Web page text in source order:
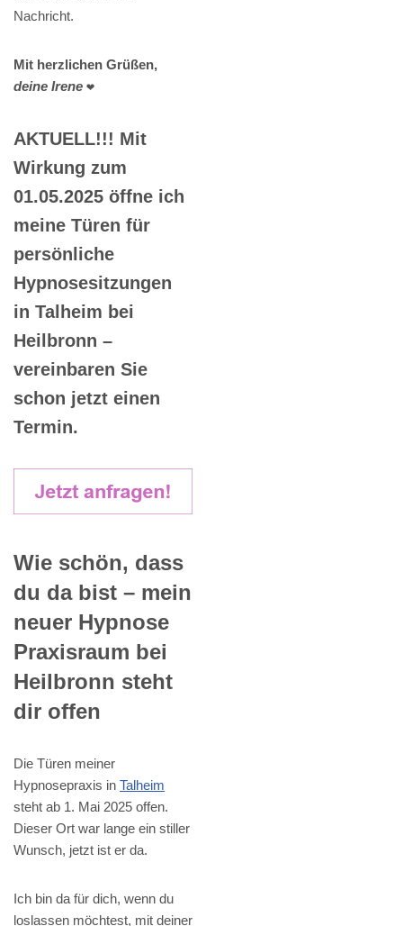
Nachricht.
Mit herzlichen Grüßen,
deine Irene ❤️
AKTUELL!!! Mit
Wirkung zum
01.05.2025 öffne ich
meine Türen für
persönliche
Hypnosesitzungen
in Talheim bei
Heilbronn –
vereinbaren Sie
schon jetzt einen
Termin.
Wie schön, dass
du da bist – mein
neuer Hypnose
Praxisraum bei
Heilbronn steht
dir offen
Die Türen meiner
Hypnosepraxis in Talheim
steht ab 1. Mai 2025 offen.
Dieser Ort war lange ein stiller
Wunsch, jetzt ist er da.
Ich bin da für dich, wenn du
loslassen möchtest, mit deiner